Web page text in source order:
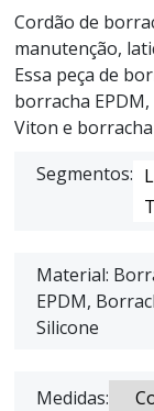
Cordão de
manutenção,
Essa peça de
borracha
Viton e
Segmentos:
Material:
EPDM,
Silicone
Medidas: